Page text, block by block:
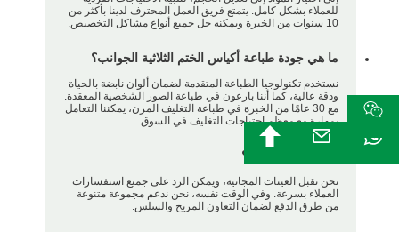
للعملاء بشكل كامل. يتمتع فريق العمل المحترف لدينا بأكثر من
10 سنوات من الخبرة ويمكنه حل جميع أنواع مشاكل التخصيص.
ما هي جودة طباعة أكياس الختم الثلاثية الجوانب؟
نستخدم تكنولوجيا الطباعة المتقدمة لضمان ألوان نابضة بالحياة
ودقة عالية، كما أننا بارعون في طباعة الصور الشخصية المعقدة.
مع 30 عامًا من الخبرة في طباعة التغليف المرن، يمكننا التعامل
بمهارة مع معظم احتياجات التغليف في السوق.
هل تقدمون عينات؟
نحن نقبل العينات المجانية، ويمكن الرد على جميع استفسارات
العملاء بسرعة. وفي الوقت نفسه، نحن ندعم مجموعة متنوعة
من طرق الدفع لضمان التعاون المريح والسلس.